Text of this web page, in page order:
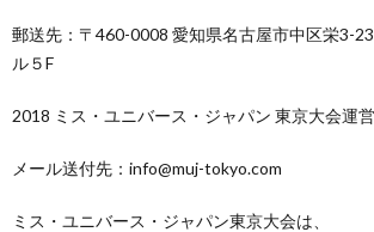
郵送先：〒460-0008 愛知県名古屋市中区栄3-
ル５F
2018 ミス・ユニバース・ジャパン 東京大会運
メール送付先：info@muj-tokyo.com
ミス・ユニバース・ジャパン東京大会は、